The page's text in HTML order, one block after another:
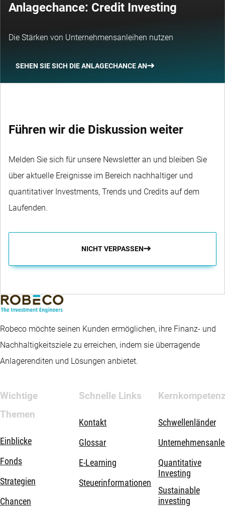
Anlagechance: Credit Investing
Die Stärken von Unternehmensanleihen nutzen
SEHEN SIE SICH DIE ANLAGECHANCE AN
Führen wir die Diskussion weiter
Melden Sie sich für unsere Newsletter an und bleiben Sie
über aktuelle Ereignisse im Bereich nachhaltiger und
quantitativer Investments, Trends und Credits auf dem
Laufenden.
NICHT VERPASSEN
Robeco möchte seinen Kunden ermöglichen, ihre Finanz- und
Nachhaltigkeitsziele zu erreichen, indem sie überragende
Anlagerenditen und Lösungen anbietet.
Wichtige
Themen
Einblicke
Fonds
Strategien
Chancen
Schnelle Links
Kontakt
Glossar
E-Learning
Steuerinformationen
Schwellenländer
Quantitative
Investing
Sustainable
investing